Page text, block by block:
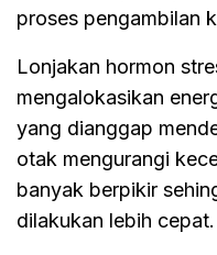
proses pengambilan
Lonjakan hormon
mengalokasikan
yang dianggap
otak mengurangi
banyak berpikir
dilakukan lebih cepat.